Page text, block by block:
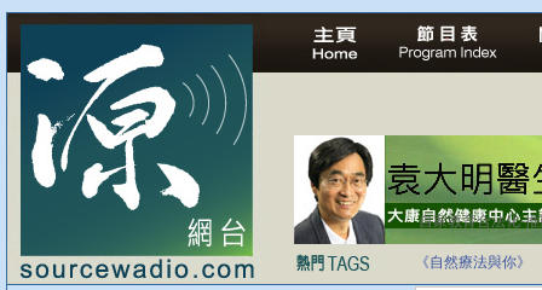
自家教育合法化-
《自然療法與你》